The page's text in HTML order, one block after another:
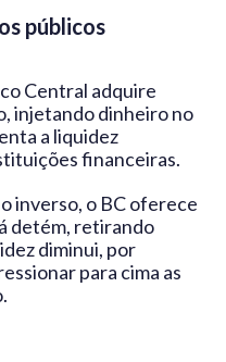
públicos
Central adquire
injetando dinheiro no
a liquidez
financeiras.
inverso, o BC oferece
detém, retirando
diminui, por
para cima as